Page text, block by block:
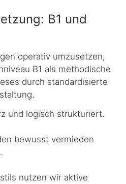
B1 und
operativ umzusetzen,
B1 als methodische
durch standardisierte
und logisch strukturiert.
bewusst vermieden
nutzen wir aktive